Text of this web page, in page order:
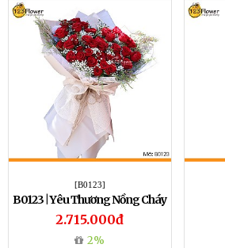
[B0123]
B0123 | Yêu Thương Nồng Cháy
2.715.000đ
2%